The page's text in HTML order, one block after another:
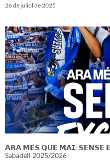
26 de juliol de 2025
𝗔𝗥𝗔 𝗠𝗘́𝗦 𝗤𝗨𝗘 𝗠𝗔𝗜: 𝗦𝗘𝗡𝗦𝗘
Sabadell 2025/2026